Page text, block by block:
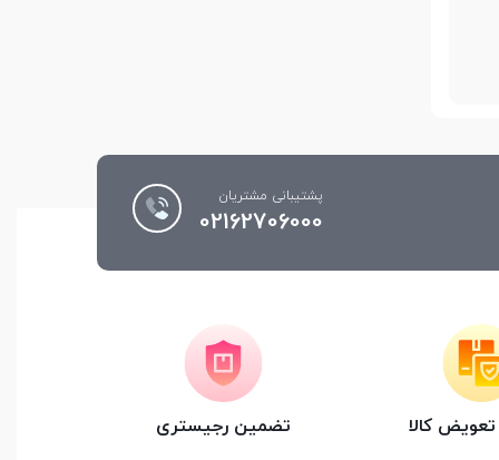
پشتیبانی مشتریان
02162706000
کالا تضمین رجیستری